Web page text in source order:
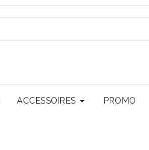
ACCESSOIRES PROMO